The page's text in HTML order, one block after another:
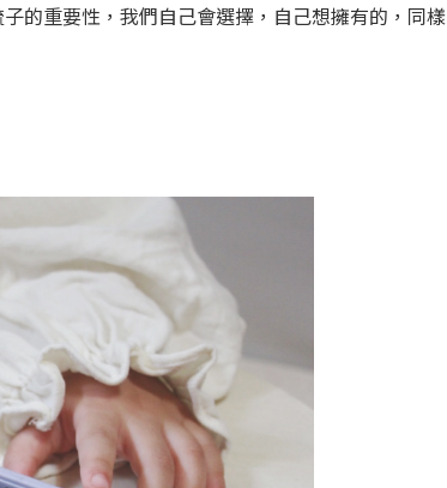
的重要性，我們自己會選擇，自己想擁有的，同樣